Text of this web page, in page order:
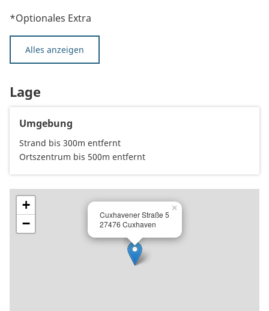
*Optionales Extra
Alles anzeigen
Lage
Umgebung
Strand bis 300m entfernt
Ortszentrum bis 500m entfernt
Cuxhavener Straße 5
27476 Cuxhaven
×
+
−